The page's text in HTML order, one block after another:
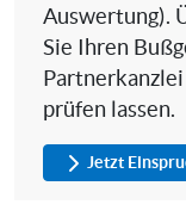
Auswertung).
Sie Ihren
prüfen lassen.
Jetzt